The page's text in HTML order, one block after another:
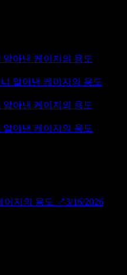
아낸 케이지의 용도
알아낸 케이지의 용도
아낸 케이지의 용도
아낸 케이지의 용도
이지의 용도 ↗3/16/2026